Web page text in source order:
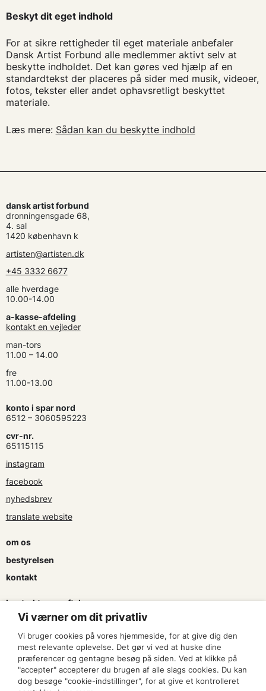
Beskyt dit eget indhold
For at sikre rettigheder til eget materiale anbefaler
Dansk Artist Forbund alle medlemmer aktivt selv at
beskytte indholdet. Det kan gøres ved hjælp af en
standardtekst der placeres på sider med musik, videoer,
fotos, tekster eller andet ophavsretligt beskyttet
materiale.
Læs mere: Sådan kan du beskytte indhold
dansk artist forbund
dronningensgade 68,
4. sal
1420 københavn k
artisten@artisten.dk
+45 3332 6677
alle hverdage
10.00-14.00
a-kasse-afdeling
kontakt en vejleder
man-tors
11.00 – 14.00
fre
11.00-13.00
konto i spar nord
6512 – 3060595223
cvr-nr.
65115115
instagram
facebook
nyhedsbrev
translate website
om os
bestyrelsen
kontakt
kontrakter og aftaler
søg tilskud
presse & logo
bliv medlem
Vi værner om dit privatliv
Vi bruger cookies på vores hjemmeside, for at give dig den
mest relevante oplevelse. Det gør vi ved at huske dine
præferencer og gentagne besøg på siden. Ved at klikke på
"accepter" accepterer du brugen af alle slags cookies. Du kan
dog besøge "cookie-indstillinger", for at give et kontrolleret